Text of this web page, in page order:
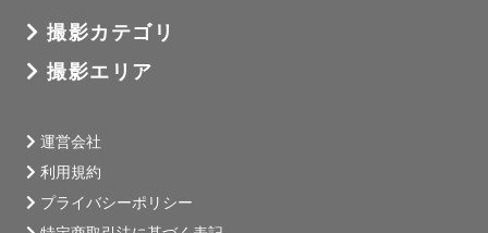
撮影カテゴリ
撮影エリア
運営会社
利用規約
プライバシーポリシー